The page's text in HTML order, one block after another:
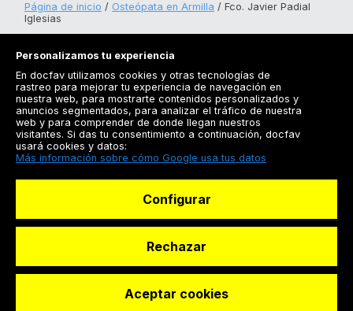
Página de inicio Osteópata en Armilla
Fco. Javier Padial
Iglesias
Registrarse
Docfav
© Dashboard Technologies S.L
Personalizamos tu experiencia
En docfav utilizamos cookies y otras tecnologías de
rastreo para mejorar tu experiencia de navegación en
nuestra web, para mostrarte contenidos personalizados y
anuncios segmentados, para analizar el tráfico de nuestra
web y para comprender de donde llegan nuestros
visitantes. Si das tu consentimiento a continuación, docfav
usará cookies y datos:
Más información sobre cómo Google usa tus datos
Configurar
Rechazar
Aceptar cookies